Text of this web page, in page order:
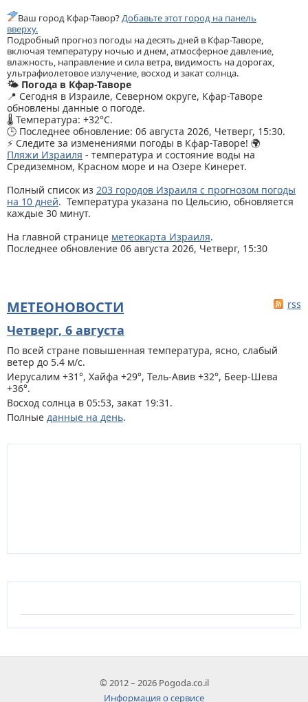
Ваш город Кфар-Тавoр?Добавьте этот город на панель
вверху.
Подробный прогноз погоды на десять дней в Кфар-Тавoре,
включая температуру ночью и днем, атмосферное давление,
влажность, направление и сила ветра, видимость на дорогах,
ультрафиолетовое излучение, восход и закат солнца.
🌤️ Погода в Кфар-Тавoре
📍 Сегодня в Израиле, Северном округе, Кфар-Тавoре
обновлены данные о погоде.
🌡️ Температура: +32°C.
🕒 Последнее обновление: 06 августа 2026, Четверг, 15:30.
⚡ Следите за изменениями погоды в Кфар-Тавoре! 🌍
Пляжи Израиля - температура и состояние воды на
Средиземном, Красном море и на Озере Кинерет.
Полный список из 203 городов Израиля с прогнозом погоды
на 10 дней. Температура указана по Цельсию, обновляется
каждые 30 минут.
На главной странице метеокарта Израиля.
Последнее обновление 06 августа 2026, Четверг, 15:30
МЕТЕОНОВОСТИ rss
Четверг, 6 августа
По всей стране повышенная температура, ясно, слабый
ветер до 5.4 м/с.
Иерусалим +31°, Хайфа +29°, Тель-Авив +32°, Беер-Шева
+36°.
Восход солнца в 05:53, закат 19:31.
Полные данные на день.
© 2012 – 2026 Pogoda.co.il
Информация о сервисе